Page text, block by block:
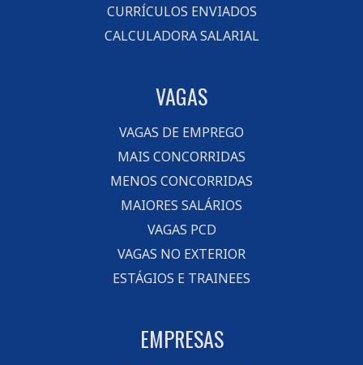
CURRÍCULOS ENVIADOS
CALCULADORA SALARIAL
VAGAS
VAGAS DE EMPREGO
MAIS CONCORRIDAS
MENOS CONCORRIDAS
MAIORES SALÁRIOS
VAGAS PCD
VAGAS NO EXTERIOR
ESTÁGIOS E TRAINEES
EMPRESAS